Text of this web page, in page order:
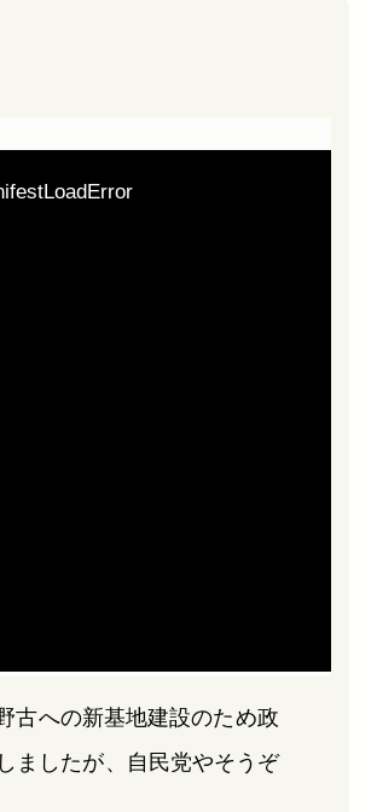
古への新基地建設のため政
ましたが、自民党やそうぞ